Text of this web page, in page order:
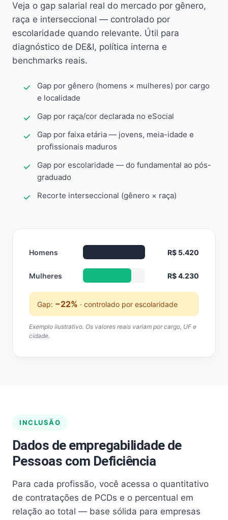
Veja o gap salarial real do mercado por gênero,
raça e interseccional — controlado por
escolaridade quando relevante. Útil para
diagnóstico de DE&I, política interna e
benchmarks reais.
Gap por gênero (homens × mulheres) por cargo
e localidade
Gap por raça/cor declarada no eSocial
Gap por faixa etária — jovens, meia-idade e
profissionais maduros
Gap por escolaridade — do fundamental ao pós-
graduado
Recorte interseccional (gênero × raça)
Homens R$ 5.420
Mulheres R$ 4.230
Gap: −22% · controlado por escolaridade
Exemplo ilustrativo. Os valores reais variam por cargo, UF e
cidade.
INCLUSÃO
Dados de empregabilidade de
Pessoas com Deficiência
Para cada profissão, você acessa o quantitativo
de contratações de PCDs e o percentual em
relação ao total — base sólida para empresas